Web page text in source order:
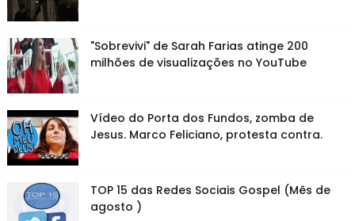
"Sobrevivi" de Sarah Farias atinge 200
milhões de visualizações no YouTube
Vídeo do Porta dos Fundos, zomba de
Jesus. Marco Feliciano, protesta contra.
TOP 15 das Redes Sociais Gospel (Mês de
agosto )